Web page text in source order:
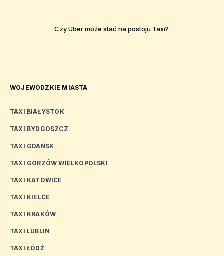
Czy Uber może stać na postoju Taxi?
WOJEWÓDZKIE MIASTA
TAXI BIAŁYSTOK
TAXI BYDGOSZCZ
TAXI GDAŃSK
TAXI GORZÓW WIELKOPOLSKI
TAXI KATOWICE
TAXI KIELCE
TAXI KRAKÓW
TAXI LUBLIN
TAXI ŁÓDŹ